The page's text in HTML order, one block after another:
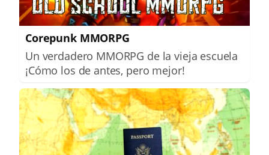
Corepunk MMORPG
Un verdadero MMORPG de la vieja escuela
¡Cómo los de antes, pero mejor!